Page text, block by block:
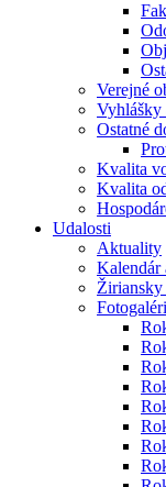
Verejné
Vyhlášky
Ostatné
Kvalita
Kvalita
Udalosti
Aktuality
Kalendár
Žiriansky